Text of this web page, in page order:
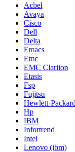
Acbel
Avaya
Cisco
Dell
Delta
Emacs
Emc
EMC Clariion
Etasis
Fsp
Fujitsu
Hewlett-Packard
Hp
IBM
Infortrend
Intel
Lenovo (ibm)